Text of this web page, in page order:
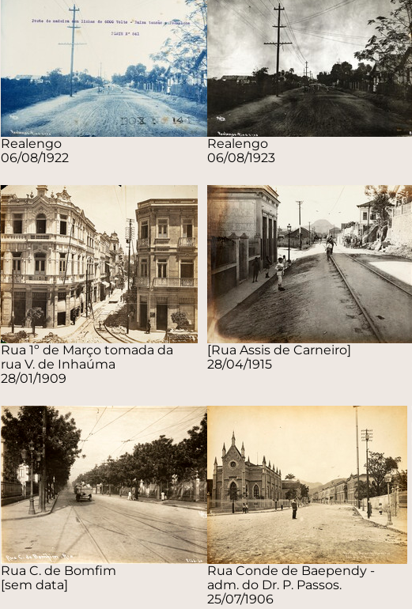
Realengo
06/08/1922
Realengo
06/08/1923
Rua 1º de Março tomada da
rua V. de Inhaúma
28/01/1909
[Rua Assis de Carneiro]
28/04/1915
Rua C. de Bomfim
[sem data]
Rua Conde de Baependy -
adm. do Dr. P. Passos.
25/07/1906